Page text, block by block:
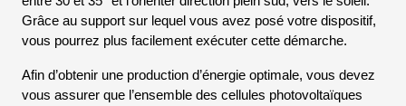
Grâce au support sur lequel vous avez posé votre dispositif,
vous pourrez plus facilement exécuter cette démarche.
Afin d’obtenir une production d’énergie optimale, vous devez
vous assurer que l’ensemble des cellules photovoltaïques